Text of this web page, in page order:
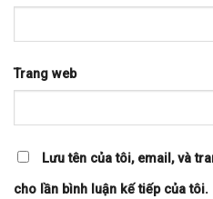
Trang web
Lưu tên của tôi, email, và
cho lần bình luận kế tiếp của tôi.